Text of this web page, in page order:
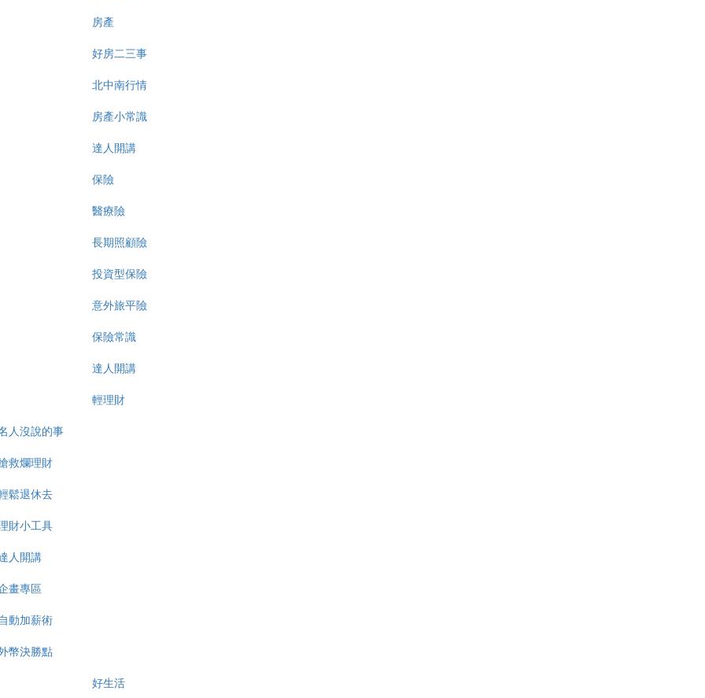
房產
好房二三事
北中南行情
房產小常識
達人開講
保險
醫療險
長期照顧險
投資型保險
意外旅平險
保險常識
達人開講
輕理財
人沒說的事
救爛理財
鬆退休去
財小工具
人開講
畫專區
動加薪術
幣決勝點
好生活